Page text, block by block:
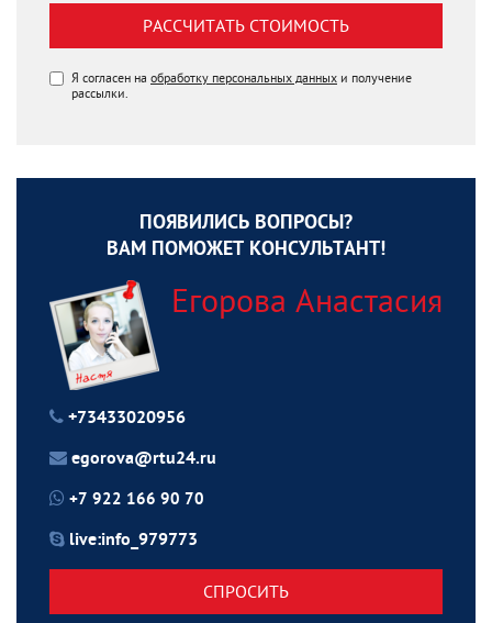
РАССЧИТАТЬ СТОИМОСТЬ
Я согласен на обработку персональных данных и получение
рассылки.
ПОЯВИЛИСЬ ВОПРОСЫ?
ВАМ ПОМОЖЕТ КОНСУЛЬТАНТ!
Егорова Анастасия
+73433020956
egorova@rtu24.ru
+7 922 166 90 70
live:info_979773
СПРОСИТЬ